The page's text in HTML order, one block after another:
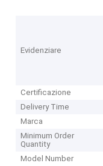
Evidenziare
Certificazione
Delivery Time
Marca
Minimum Order
Quantity
Model Number